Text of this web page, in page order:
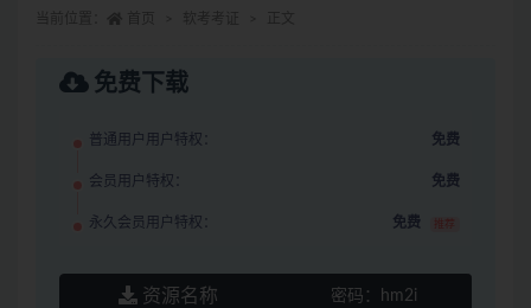
免费下载
普通用户用户特权： 免费
会员用户特权： 免费
永久会员用户特权： 免费 推荐
资源名称 密码： hm2i